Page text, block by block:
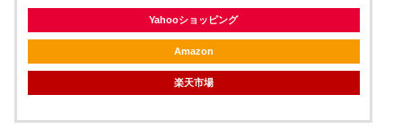
Yahooショッピング
Amazon
楽天市場